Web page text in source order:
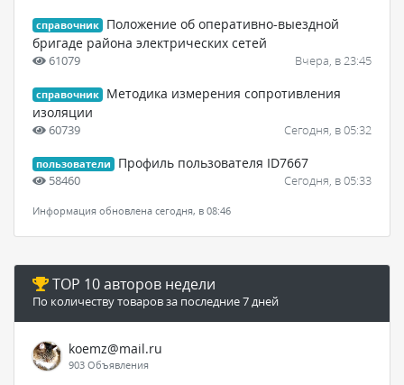
справочник
Положение об оперативно-выездной
бригаде района электрических сетей
61079 Вчера, в 23:45
справочник
Методика измерения сопротивления
изоляции
60739 Сегодня, в 05:32
пользователи Профиль пользователя ID7667
58460 Сегодня, в 05:33
Информация обновлена сегодня, в 08:46
TOP 10 авторов недели
По количеству товаров за последние 7 дней
koemz@mail.ru
903 Объявления